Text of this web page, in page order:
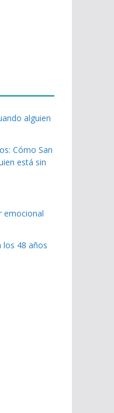
alguien
Cómo San
está sin
emocional
los 48 años